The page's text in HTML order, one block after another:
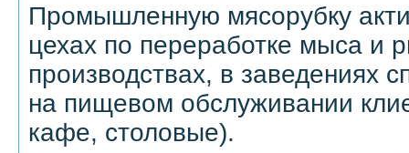
Промышленную мясорубку
цехах по переработке мыса и
производствах, в заведениях
на пищевом обслуживании
кафе, столовые).